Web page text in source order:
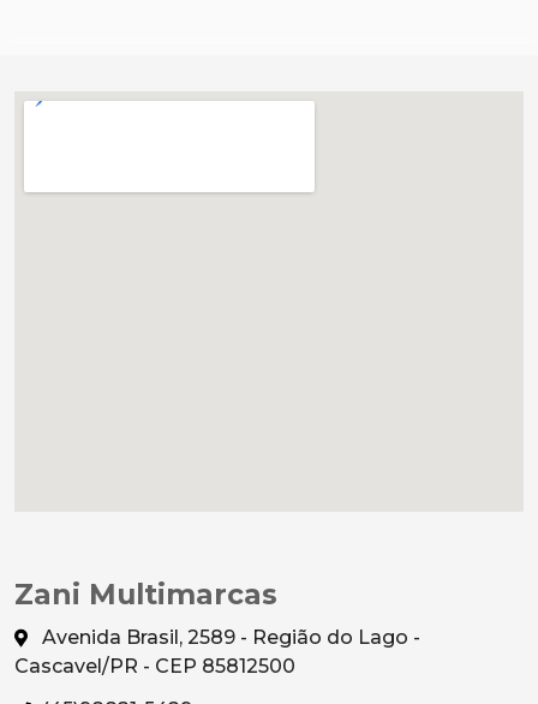
Zani Multimarcas
Avenida Brasil, 2589 - Região do Lago -
Cascavel/PR - CEP 85812500